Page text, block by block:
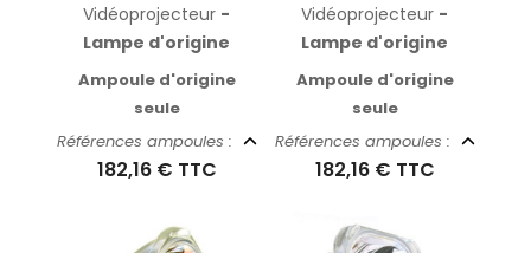
Vidéoprojecteur -
Lampe d'origine
Ampoule d'origine
seule
Références ampoules :
182,16 € TTC
Vidéoprojecteur -
Lampe d'origine
Ampoule d'origine
seule
Références ampoules :
182,16 € TTC